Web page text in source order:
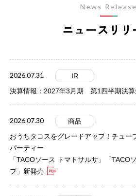
ニュースリリ
News Release
2026.07.31
IR
決算情報：2027年3月期 第1四半期決算
2026.07.30
商品
おうちタコスをグレードアップ！チュー
パーティー
「TACOソース トマトサルサ」「TACO
プ」新発売